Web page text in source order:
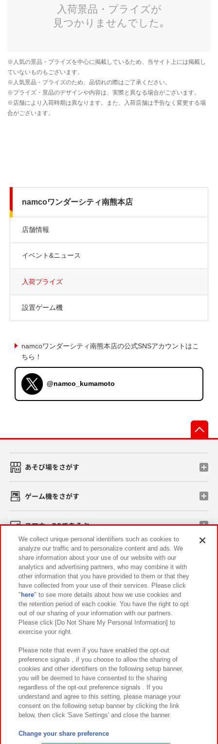
namcoワンダーシティ南熊本店
店舗情報
イベント&ニュース
入荷プライズ
設置ゲーム機
namcoワンダーシティ南熊本店の公式SNSアカウントはこ
ちら！
@namco_kumamoto
あそび場をさがす
ゲーム機をさがす
スマホ・PCであそぶ
イベント・キャンペーン
関連会社 サステナビリティ サイトポリシー
プライバシーポリシー ウェブアクセシビリティ方針と検証結果
お取引先さまとともに
カスタマーハラスメント対応方針 よくあるご質問・お問い合わせ
©Bandai Namco Amusement Inc.
©Bandai Namco Amusement Lab Inc.
We collect unique personal identifiers such as cookies to
analyze our traffic and to personalize content and ads. We
share information about your use of our website with our
analytics and advertising partners, who may combine it with
other information that you have provided to them or that they
have collected from your use of their services. Please click
" here" to see more details about how we use cookies and
the retention period of each cookie. You have the right to opt
out of our sharing of your information with our partners.
Please click [Do Not Share My Personal Information] to
exercise your right.
Please note that even if you have enabled the opt-out
preference signals , if you choose to allow the sharing of
cookies and other identifiers on the following setup banner,
you will be deemed to have consented to the sharing
regardless of the opt-out preference signals . If you
understand and agree to this setting, please manage your
consent on the following setup banner by clicking the link
below, then click 'Save Settings' and close the banner.
Change your share preference